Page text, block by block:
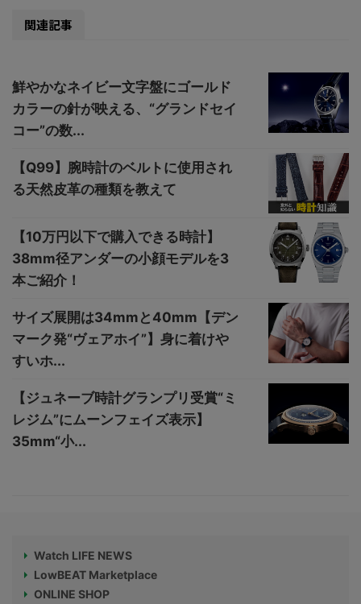
関連記事
鮮やかなネイビー文字盤にゴールド
カラーの針が映える、“グランドセイ
コー”の数...
【Q99】腕時計のベルトに使用され
る天然皮革の種類を教えて
【10万円以下で購入できる時計】
38mm径アンダーの小顔モデルを3
本ご紹介！
サイズ展開は34mmと40mm【デン
マーク発“ヴェアホイ”】身に着けや
すいホ...
【ジュネーブ時計グランプリ受賞“ミ
レジム”にムーンフェイズ表示】
35mm“小...
Watch LIFE NEWS
LowBEAT Marketplace
ONLINE SHOP